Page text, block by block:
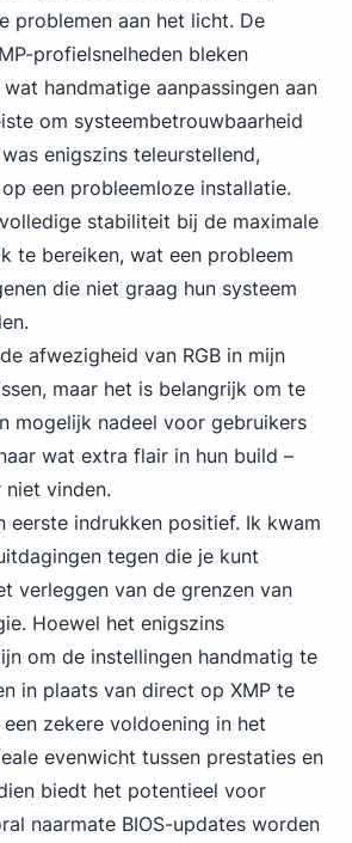
problemen aan het licht. De
profielsnelheden bleken
handmatige aanpassingen aan
om systeembetrouwbaarheid
enigszins teleurstellend,
een probleemloze installatie.
stabiliteit bij de maximale
te bereiken, wat een probleem
die niet graag hun systeem
afwezigheid van RGB in mijn
maar het is belangrijk om te
mogelijk nadeel voor gebruikers
wat extra flair in hun build –
vinden.
eerste indrukken positief. Ik kwam
tegen die je kunt
verleggen van de grenzen van
Hoewel het enigszins
om de instellingen handmatig te
in plaats van direct op XMP te
zekere voldoening in het
evenwicht tussen prestaties en
biedt het potentieel voor
naarmate BIOS-updates worden